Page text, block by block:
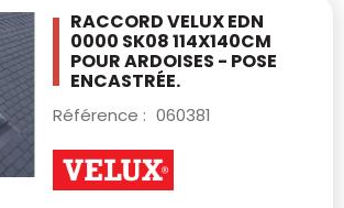
RACCORD VELUX EDN
0000 SK08 114X140CM
POUR ARDOISES - POSE
ENCASTRÉE.
Référence : 060381